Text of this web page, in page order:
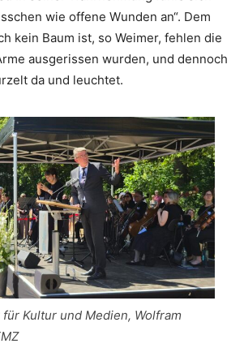
wie offene Wunden an“. Dem
kein Baum ist, so Weimer, fehlen die
ausgerissen wurden, und dennoch
da und leuchtet.
Kultur und Medien, Wolfram